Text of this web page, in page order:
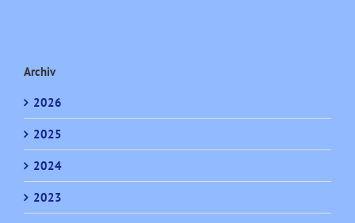
Archiv
2026
2025
2024
2023